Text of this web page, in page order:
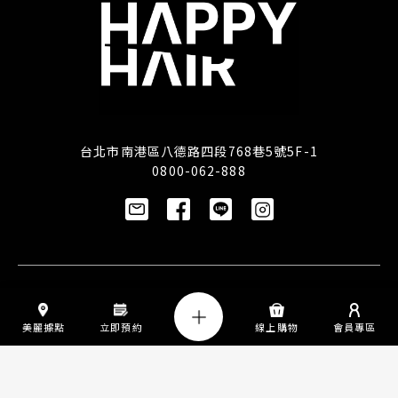
台北市南港區八德路四段768巷5號5F-1
0800-062-888
訂閱/取消電子報
美麗據點 立即預約 線上購物 會員專區